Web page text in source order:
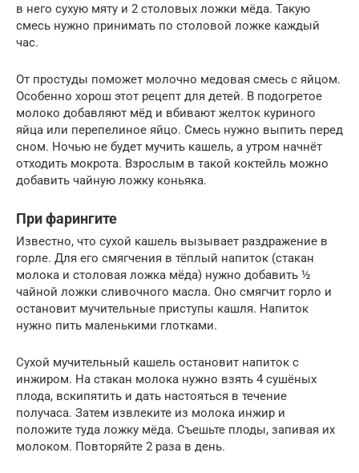
в него сухую мяту и 2 столовых ложки мёда. Такую
смесь нужно принимать по столовой ложке каждый
час.
От простуды поможет молочно медовая смесь с яйцом.
Особенно хорош этот рецепт для детей. В подогретое
молоко добавляют мёд и вбивают желток куриного
яйца или перепелиное яйцо. Смесь нужно выпить перед
сном. Ночью не будет мучить кашель, а утром начнёт
отходить мокрота. Взрослым в такой коктейль можно
добавить чайную ложку коньяка.
При фарингите
Известно, что сухой кашель вызывает раздражение в
горле. Для его смягчения в тёплый напиток (стакан
молока и столовая ложка мёда) нужно добавить ½
чайной ложки сливочного масла. Оно смягчит горло и
остановит мучительные приступы кашля. Напиток
нужно пить маленькими глотками.
Сухой мучительный кашель остановит напиток с
инжиром. На стакан молока нужно взять 4 сушёных
плода, вскипятить и дать настояться в течение
получаса. Затем извлеките из молока инжир и
положите туда ложку мёда. Съешьте плоды, запивая их
молоком. Повторяйте 2 раза в день.